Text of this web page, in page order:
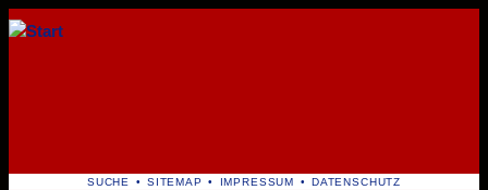
NAVIGATION
SUCHE SITEMAP IMPRESSUM DATENSCHUTZ